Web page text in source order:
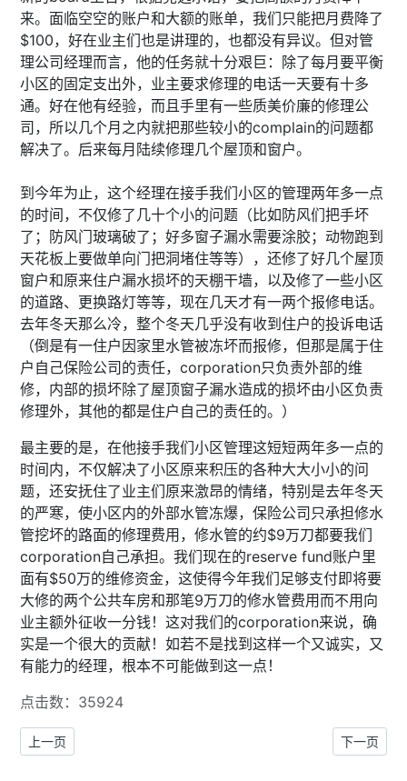
来。面临空空的账户和大额的账单，我们只能把月费降了
$100，好在业主们也是讲理的，也都没有异议。但对管
理公司经理而言，他的任务就十分艰巨：除了每月要平衡
小区的固定支出外，业主要求修理的电话一天要有十多
通。好在他有经验，而且手里有一些质美价廉的修理公
司，所以几个月之内就把那些较小的complain的问题都
解决了。后来每月陆续修理几个屋顶和窗户。
到今年为止，这个经理在接手我们小区的管理两年多一点
的时间，不仅修了几十个小的问题（比如防风们把手坏
了；防风门玻璃破了；好多窗子漏水需要涂胶；动物跑到
天花板上要做单向门把洞堵住等等），还修了好几个屋顶
窗户和原来住户漏水损坏的天棚干墙，以及修了一些小区
的道路、更换路灯等等，现在几天才有一两个报修电话。
去年冬天那么冷，整个冬天几乎没有收到住户的投诉电话
（倒是有一住户因家里水管被冻坏而报修，但那是属于住
户自己保险公司的责任，corporation只负责外部的维
修，内部的损坏除了屋顶窗子漏水造成的损坏由小区负责
修理外，其他的都是住户自己的责任的。）
最主要的是，在他接手我们小区管理这短短两年多一点的
时间内，不仅解决了小区原来积压的各种大大小小的问
题，还安抚住了业主们原来激昂的情绪，特别是去年冬天
的严寒，使小区内的外部水管冻爆，保险公司只承担修水
管挖坏的路面的修理费用，修水管的约$9万刀都要我们
corporation自己承担。我们现在的reserve fund账户里
面有$50万的维修资金，这使得今年我们足够支付即将要
大修的两个公共车房和那笔9万刀的修水管费用而不用向
业主额外征收一分钱！这对我们的corporation来说，确
实是一个很大的贡献！如若不是找到这样一个又诚实，又
有能力的经理，根本不可能做到这一点！
点击数：35924
上一篇文章: 为阻止新冠肺炎传播 安省紧急命令延长至5月6日
上一页 下一篇文
下一页